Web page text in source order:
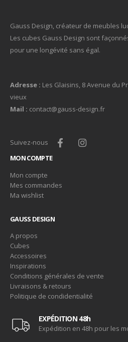
Gauss Design, créateur de meubles
Les cubes Gauss Design sont
pour une longévité sans égal.
Adresse : Les Glaisins, 8 Avenue du
vieux
Mail : contact@gauss-design.fr
Suivez-nous
MON COMPTE
Mon compte
Mes commandes
Ma wishlist
GAUSS DESIGN
A propos
Cubes
Accessoires
Inspirations
Conditions générales de vente
Livraisons & retours
Politique de condidentialité
EXPÉDITION 48h
Expédition en 48h pour les